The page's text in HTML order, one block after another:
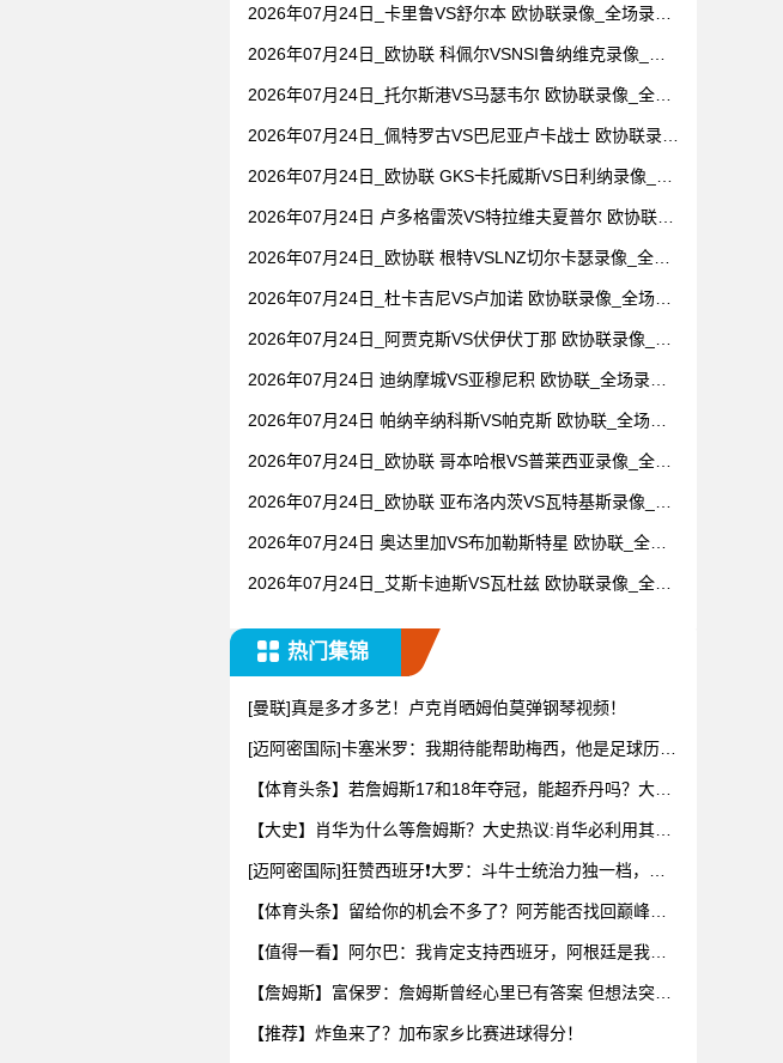
2026年07月24日_卡里鲁VS舒尔本 欧协联录像_全场录像
2026年07月24日_欧协联 科佩尔VSNSI鲁纳维克录像_全
2026年07月24日_托尔斯港VS马瑟韦尔 欧协联录像_全场
2026年07月24日_佩特罗古VS巴尼亚卢卡战士 欧协联录像
2026年07月24日_欧协联 GKS卡托威斯VS日利纳录像_高
2026年07月24日 卢多格雷茨VS特拉维夫夏普尔 欧协联_
2026年07月24日_欧协联 根特VSLNZ切尔卡瑟录像_全场
2026年07月24日_杜卡吉尼VS卢加诺 欧协联录像_全场录
2026年07月24日_阿贾克斯VS伏伊伏丁那 欧协联录像_全
2026年07月24日 迪纳摩城VS亚穆尼积 欧协联_全场录像
2026年07月24日 帕纳辛纳科斯VS帕克斯 欧协联_全场录
2026年07月24日_欧协联 哥本哈根VS普莱西亚录像_全场
2026年07月24日_欧协联 亚布洛内茨VS瓦特基斯录像_全
2026年07月24日 奥达里加VS布加勒斯特星 欧协联_全场
2026年07月24日_艾斯卡迪斯VS瓦杜兹 欧协联录像_全场
热门集锦
[曼联]真是多才多艺！卢克肖晒姆伯莫弹钢琴视频！
[迈阿密国际]卡塞米罗：我期待能帮助梅西，他是足球历史
【体育头条】若詹姆斯17和18年夺冠，能超乔丹吗？大史
【大史】肖华为什么等詹姆斯？大史热议:肖华必利用其商
[迈阿密国际]狂赞西班牙❗大罗：斗牛士统治力独一档，阿
【体育头条】留给你的机会不多了？阿芳能否找回巅峰期
【值得一看】阿尔巴：我肯定支持西班牙，阿根廷是我为
【詹姆斯】富保罗：詹姆斯曾经心里已有答案 但想法突然
【推荐】炸鱼来了？加布家乡比赛进球得分！